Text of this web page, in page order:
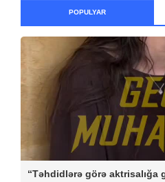
POPULYAR
“Təhdidlərə görə aktrisalığa